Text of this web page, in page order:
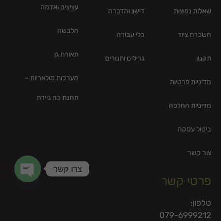
שאלות נפוצות
השכרת ציוד
תקנון
מדיניות פרטיות
מדיניות החלפה
ביטול עסקה
צור קשר
דישון והדברה
כלי עבודה
גרילים ותנורים
עציצים ואדמה
הלבשה
תאורת גן
מערכות סולאריות –
תחנת כח ניידת
פרטי קשר
טלפון:
079-6999212
צרו קשר